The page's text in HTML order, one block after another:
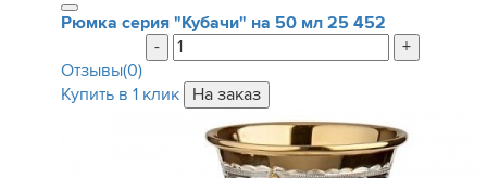
Рюмка серия "Кубачи" на 50 мл 25 452
-
+
Отзывы(0)
Купить в 1 клик